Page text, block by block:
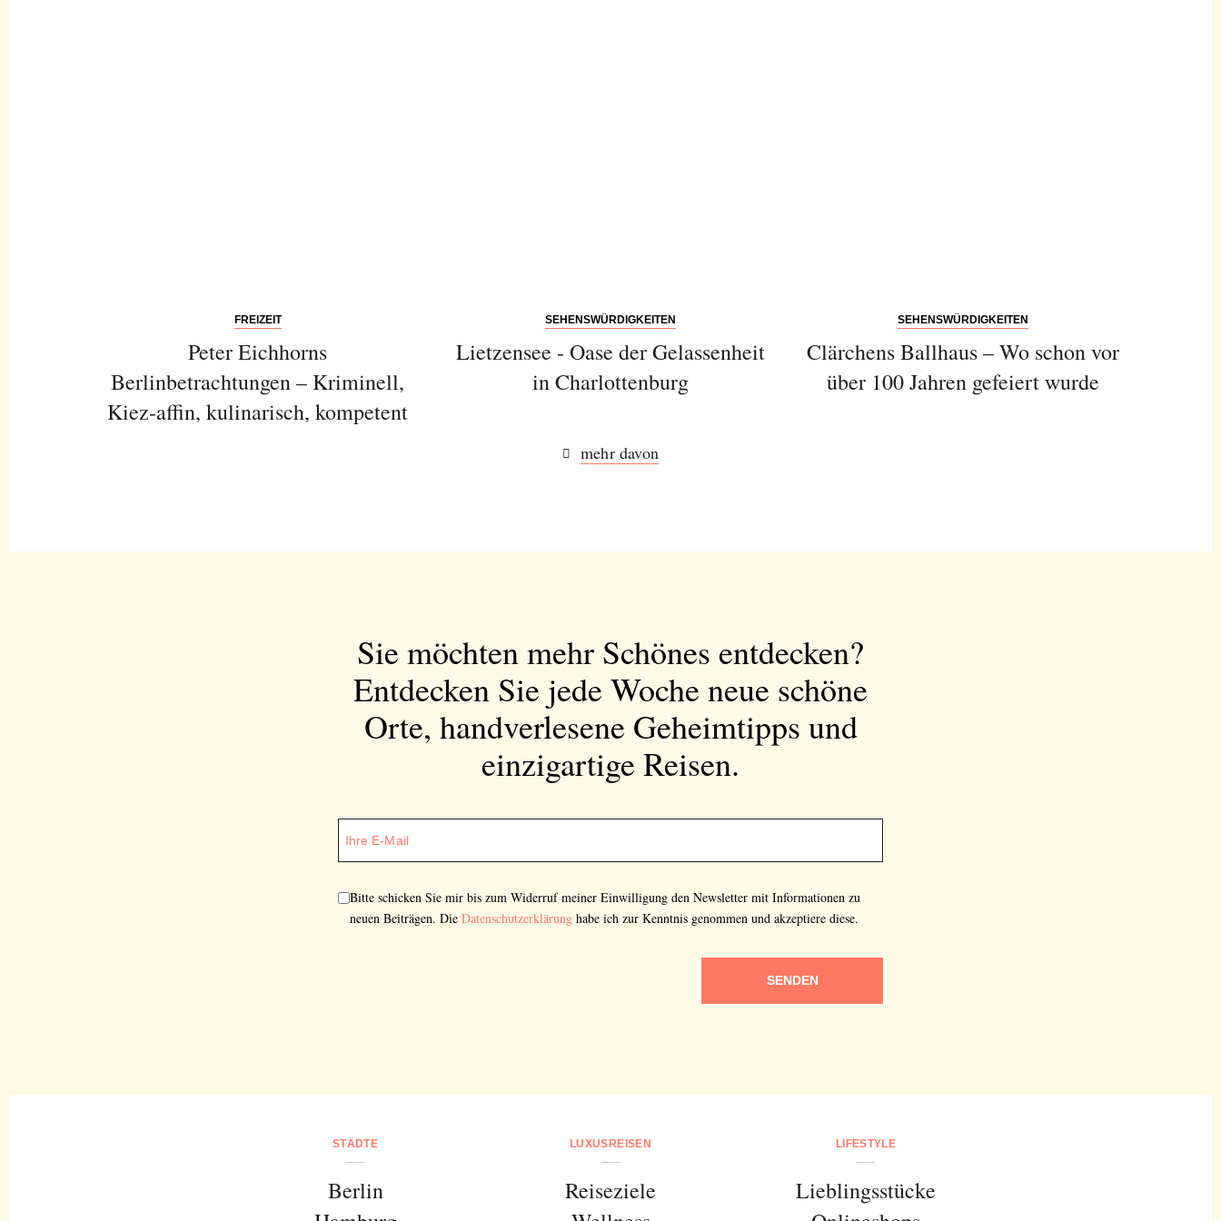
FREIZEIT
Peter Eichhorns
Berlinbetrachtungen – Kriminell,
Kiez-affin, kulinarisch, kompetent
SEHENSWÜRDIGKEITEN
Lietzensee - Oase der Gelassenheit
in Charlottenburg
SEHENSWÜRDIGKEITEN
Clärchens Ballhaus – Wo schon vor
über 100 Jahren gefeiert wurde
mehr davon
Sie möchten mehr Schönes entdecken?
Entdecken Sie jede Woche neue schöne
Orte, handverlesene Geheimtipps und
einzigartige Reisen.
Bitte schicken Sie mir bis zum Widerruf meiner Einwilligung den Newsletter mit Informationen zu
neuen Beiträgen. Die Datenschutzerklärung habe ich zur Kenntnis genommen und akzeptiere diese.
SENDEN
STÄDTE
Berlin
LUXUSREISEN
Reiseziele
LIFESTYLE
Lieblingsstücke